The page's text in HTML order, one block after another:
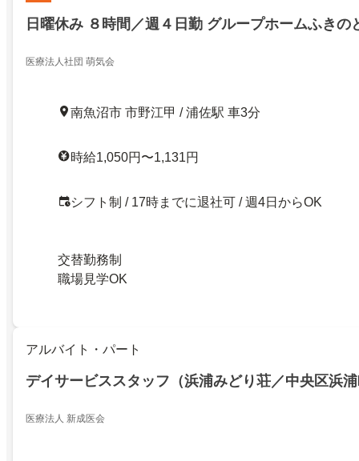
日曜休み ８時間／週４日勤 グループホームふきの
医療法人社団 萌気会
南魚沼市 市野江甲 / 浦佐駅 車3分
時給1,050円〜1,131円
シフト制 / 17時までに退社可 / 週4日からOK
交替勤務制
職場見学OK
アルバイト・パート
デイサービススタッフ（浜浦みどり荘／中央区浜
医療法人 新成医会